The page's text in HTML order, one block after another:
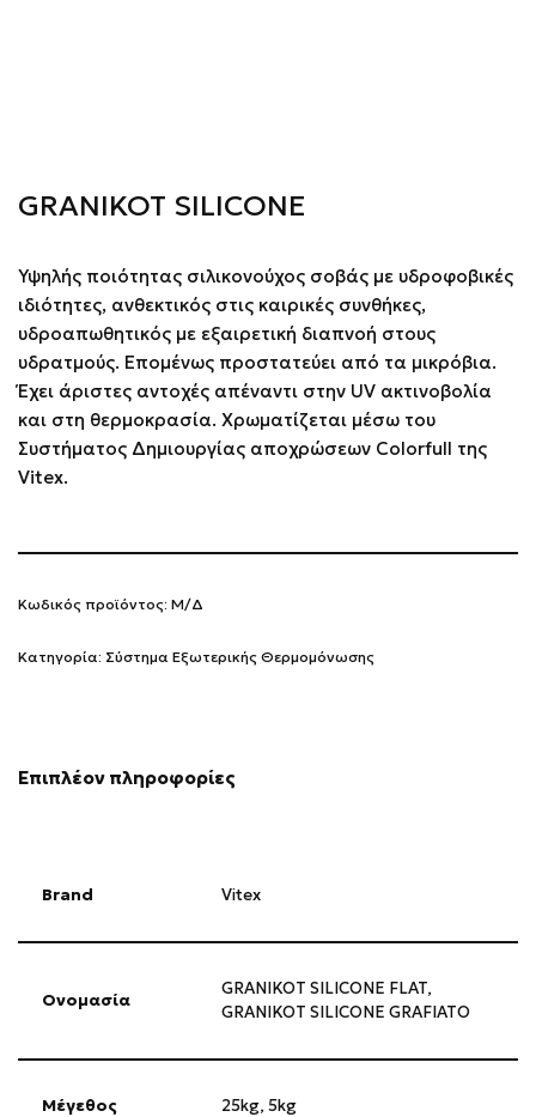
GRANIKOT SILICONE
Υψηλής ποιότητας σιλικονούχος σοβάς με υδροφοβικές
ιδιότητες, ανθεκτικός στις καιρικές συνθήκες,
υδροαπωθητικός με εξαιρετική διαπνοή στους
υδρατμούς. Επομένως προστατεύει από τα μικρόβια.
Έχει άριστες αντοχές απέναντι στην UV ακτινοβολία
και στη θερμοκρασία. Χρωματίζεται μέσω του
Συστήματος Δημιουργίας αποχρώσεων Colorfull της
Vitex.
Κωδικός προϊόντος: Μ/Δ
Κατηγορία: Σύστημα Εξωτερικής Θερμομόνωσης
Επιπλέον πληροφορίες
Brand Vitex
Ονομασία
GRANIKOT SILICONE FLAT,
GRANIKOT SILICONE GRAFIATO
Μέγεθος 25kg, 5kg